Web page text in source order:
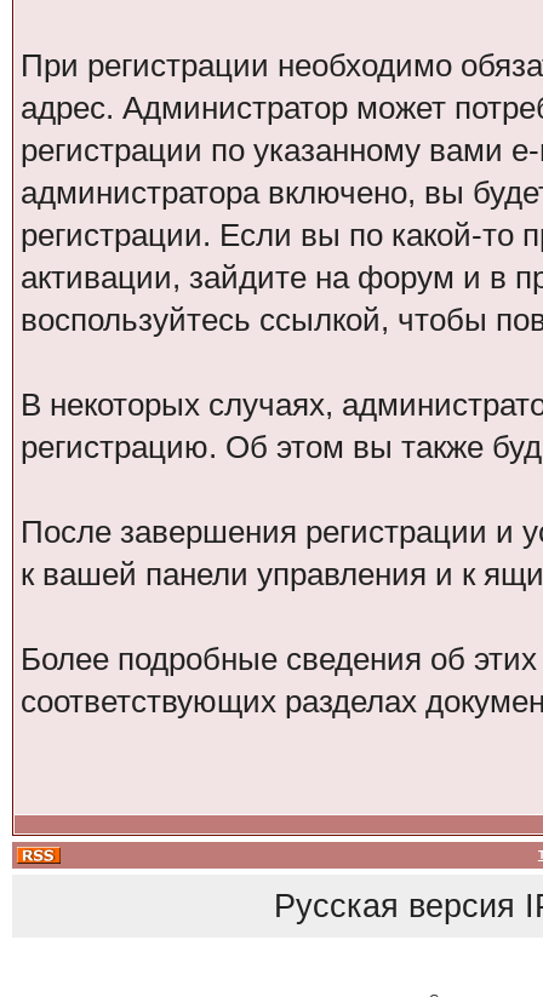
При регистрации необходимо
адрес. Администратор может
регистрации по указанному вами
администратора включено, вы
регистрации. Если вы по какой-то
активации, зайдите на форум и в
воспользуйтесь ссылкой, чтобы
В некоторых случаях,
регистрацию. Об этом вы также
После завершения регистрации и
к вашей панели управления и к
Более подробные сведения об
соответствующих разделах
Русская версия